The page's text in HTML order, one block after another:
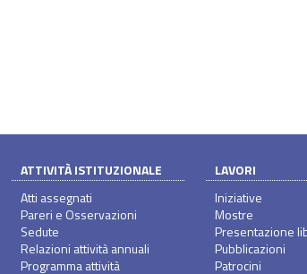
ATTIVITÀ ISTITUZIONALE
Atti assegnati
Pareri e Osservazioni
Sedute
Relazioni attività annuali
Programma attività
LAVORI
Iniziative
Mostre
Presentazione
Pubblicazioni
Patrocini